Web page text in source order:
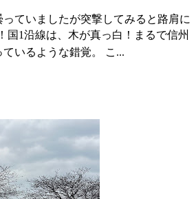
ていましたが突撃してみると路肩に
1沿線は、木が真っ白！まるで信州
いるような錯覚。 こ...